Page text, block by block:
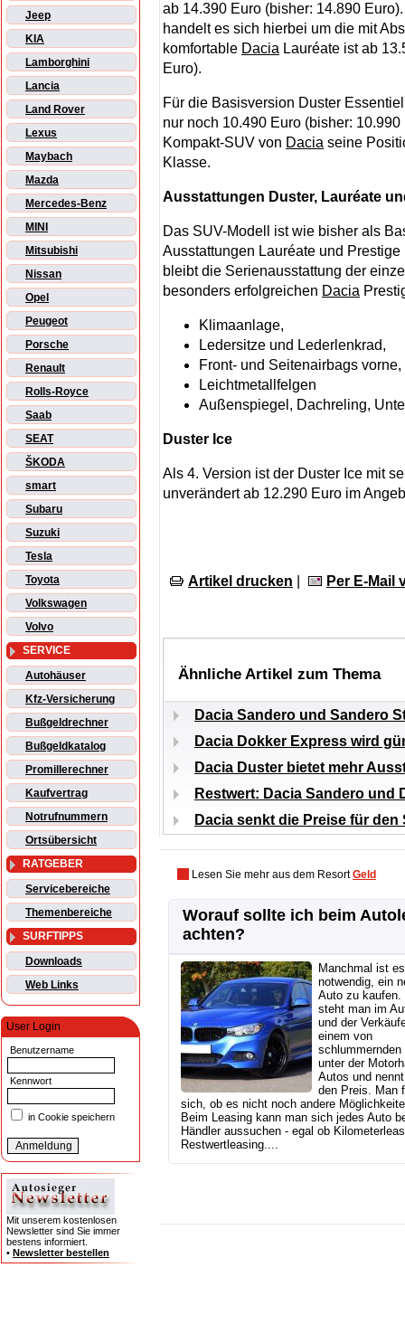
Jeep
KIA
Lamborghini
Lancia
Land Rover
Lexus
Maybach
Mazda
Mercedes-Benz
MINI
Mitsubishi
Nissan
Opel
Peugeot
Porsche
Renault
Rolls-Royce
Saab
SEAT
ŠKODA
smart
Subaru
Suzuki
Tesla
Toyota
Volkswagen
Volvo
SERVICE
Autohäuser
Kfz-Versicherung
Bußgeldrechner
Bußgeldkatalog
Promillerechner
Kaufvertrag
Notrufnummern
Ortsübersicht
RATGEBER
Servicebereiche
Themenbereiche
SURFTIPPS
Downloads
Web Links
User Login
Benutzername
Kennwort
in Cookie speichern
Mit unserem kostenlosen
Newsletter sind Sie immer
bestens informiert.
• Newsletter bestellen
ab 14.390 Euro (bisher: 14.890
handelt es sich hierbei um die mit
komfortable Dacia Lauréate ist ab
Euro).
Für die Basisversion Duster
nur noch 10.490 Euro (bisher:
Kompakt-SUV von Dacia seine
Klasse.
Ausstattungen Duster, Lauréate
Das SUV-Modell ist wie bisher als
Ausstattungen Lauréate und
bleibt die Serienausstattung der
besonders erfolgreichen Dacia
Klimaanlage,
Ledersitze und Lederlenkrad,
Front- und Seitenairbags vorne,
Leichtmetallfelgen
Außenspiegel, Dachreling,
Duster Ice
Als 4. Version ist der Duster Ice mit
unverändert ab 12.290 Euro im
Artikel drucken Per E-Mail
Ähnliche Artikel zum Thema
Dacia Sandero und Sandero
Dacia Dokker Express wird
Dacia Duster bietet mehr
Restwert: Dacia Sandero und
Dacia senkt die Preise für
Lesen Sie mehr aus dem ResortGeld
Worauf sollte ich beim
achten?
Manchmal ist es
notwendig, ein
Auto zu kaufen.
steht man im
und der
einem von
schlummernden
unter der
Autos und
den Preis. Man
sich, ob es nicht noch andere
Beim Leasing kann man sich jedes Auto
Händler aussuchen - egal ob
Restwertleasing....